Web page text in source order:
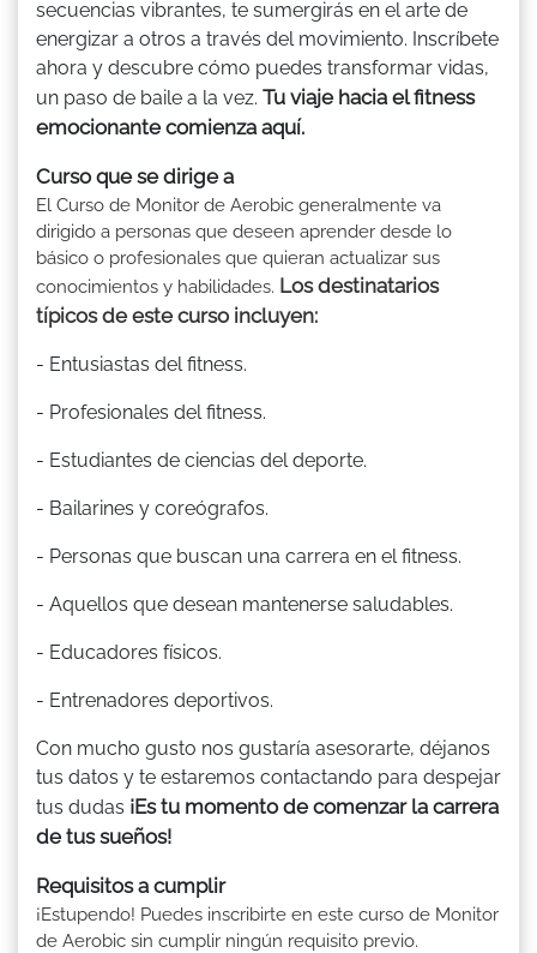
secuencias vibrantes, te sumergirás en el arte de
energizar a otros a través del movimiento. Inscríbete
ahora y descubre cómo puedes transformar vidas,
un paso de baile a la vez. Tu viaje hacia el fitness
emocionante comienza aquí.
Curso que se dirige a
El Curso de Monitor de Aerobic generalmente va
dirigido a personas que deseen aprender desde lo
básico o profesionales que quieran actualizar sus
conocimientos y habilidades. Los destinatarios
típicos de este curso incluyen:
- Entusiastas del fitness.
- Profesionales del fitness.
- Estudiantes de ciencias del deporte.
- Bailarines y coreógrafos.
- Personas que buscan una carrera en el fitness.
- Aquellos que desean mantenerse saludables.
- Educadores físicos.
- Entrenadores deportivos.
Con mucho gusto nos gustaría asesorarte, déjanos
tus datos y te estaremos contactando para despejar
tus dudas ¡Es tu momento de comenzar la carrera
de tus sueños!
Requisitos a cumplir
¡Estupendo! Puedes inscribirte en este curso de Monitor
de Aerobic sin cumplir ningún requisito previo.